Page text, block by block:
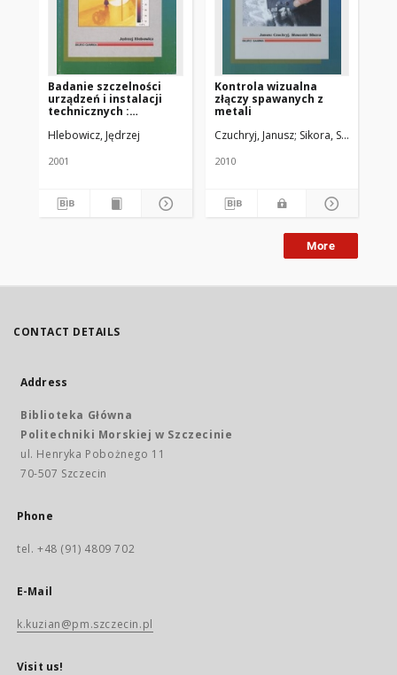
Badanie szczelności
urządzeń i instalacji
technicznych :
Hlebowicz, Jędrzej
2001
Kontrola wizualna
złączy spawanych z
metali
Czuchryj, Janusz Sikora, Sławomir
2010
More
CONTACT DETAILS
Address
Biblioteka Główna
Politechniki Morskiej w Szczecinie
ul. Henryka Pobożnego 11
70-507 Szczecin
Phone
tel. +48 (91) 4809 702
E-Mail
k.kuzian@pm.szczecin.pl
Visit us!